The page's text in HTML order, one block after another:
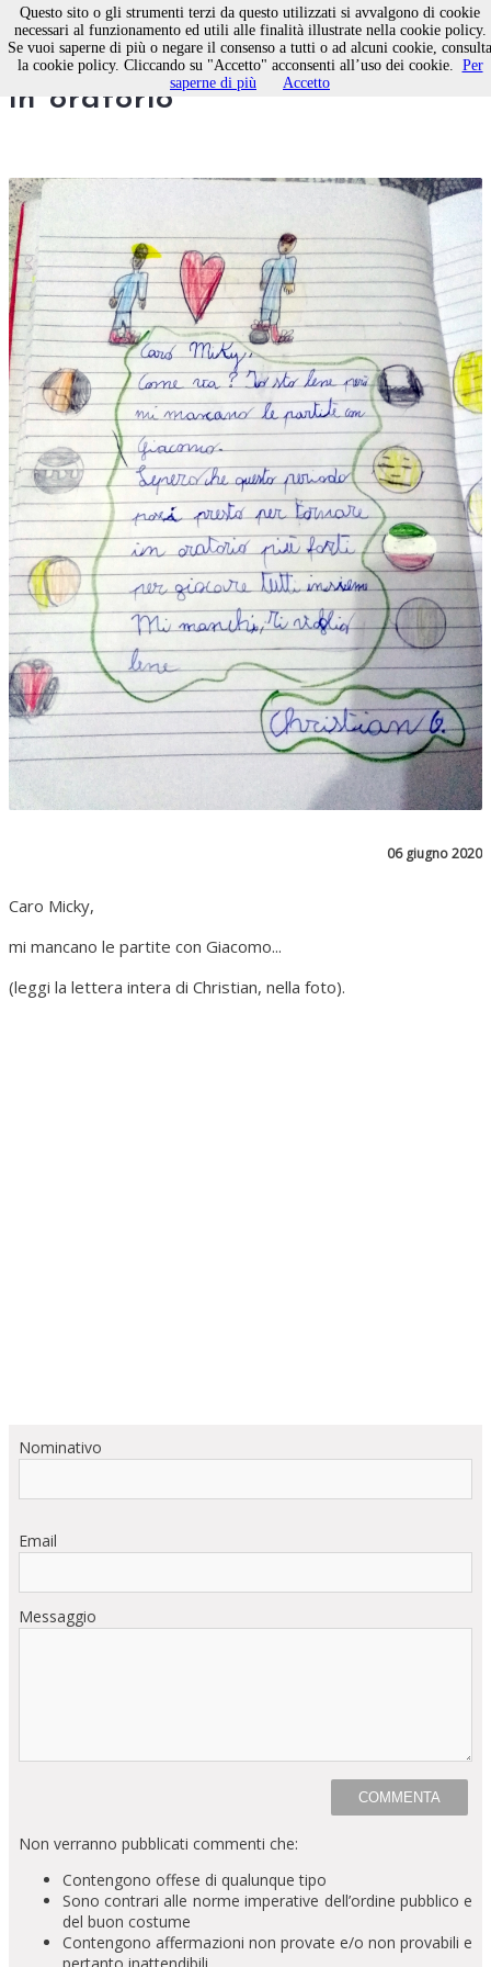
Caro Micky, spero di tornare
in oratorio
06 giugno 2020
Caro Micky,
mi mancano le partite con Giacomo...
(leggi la lettera intera di Christian, nella foto).
Nominativo
Email
Messaggio
Non verranno pubblicati commenti che:
Contengono offese di qualunque tipo
Sono contrari alle norme imperative dell’ordine pubblico e
del buon costume
Contengono affermazioni non provate e/o non provabili e
pertanto inattendibili
Questo sito o gli strumenti terzi da questo utilizzati si avvalgono di cookie
necessari al funzionamento ed utili alle finalità illustrate nella cookie policy.
Se vuoi saperne di più o negare il consenso a tutti o ad alcuni cookie, consulta
la cookie policy. Cliccando su "Accetto" acconsenti all’uso dei cookie. Per
saperne di più
Accetto